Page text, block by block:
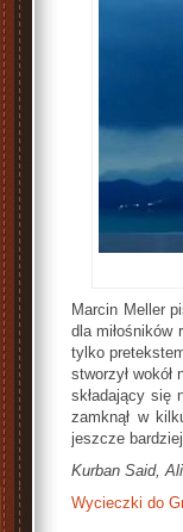
Marcin Meller
dla miłośników
tylko
stworzył
składający się
zamknął w
jeszcze
Kurban Said,
Wycieczki do